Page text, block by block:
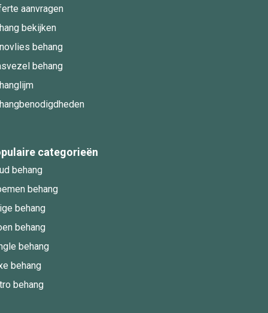
aanvragen
bekijken
behang
behang
categorieën
behang
behang
behang
behang
behang
behang
behang